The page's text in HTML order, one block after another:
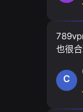
也很
C